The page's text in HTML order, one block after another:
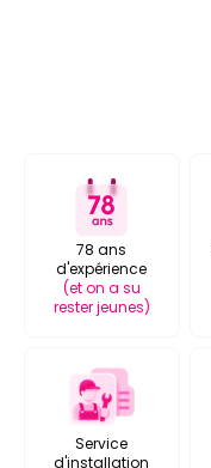
78 ans
d'expérience
(et on a su
rester jeunes)
Service
d'installation